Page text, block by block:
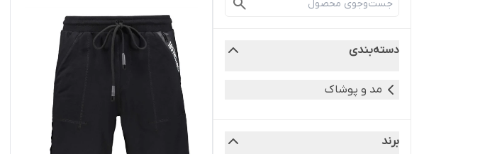
دسته‌بندی
مد و پوشاک
برند